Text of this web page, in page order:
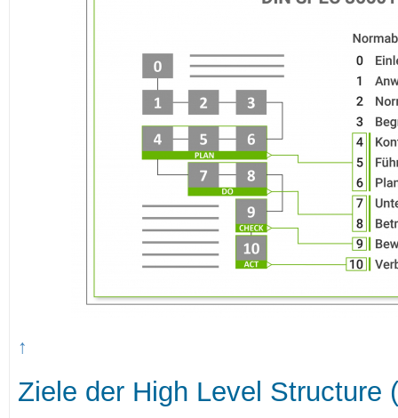
↑
Ziele der High Level Structure